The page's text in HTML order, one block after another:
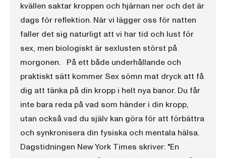
kvällen saktar kroppen och hjärnan ner och det är
dags för reflektion. När vi lägger oss för natten
faller det sig naturligt att vi har tid och lust för
sex, men biologiskt är sexlusten störst på
morgonen. På ett både underhållande och
praktiskt sätt kommer Sex sömn mat dryck att få
dig att tänka på din kropp i helt nya banor. Du får
inte bara reda på vad som händer i din kropp,
utan också vad du själv kan göra för att förbättra
och synkronisera din fysiska och mentala hälsa.
Dagstidningen New York Times skriver: "En